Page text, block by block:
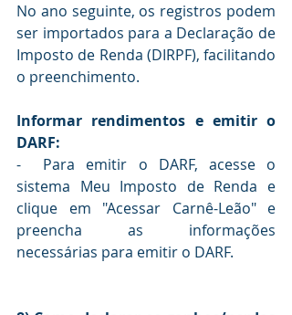
No ano seguinte, os registros podem
ser importados para a Declaração de
Imposto de Renda (DIRPF), facilitando
o preenchimento.
Informar rendimentos e emitir o
DARF:
-  Para emitir o DARF, acesse o
sistema Meu Imposto de Renda e
clique em "Acessar Carnê-Leão" e
preencha as informações
necessárias para emitir o DARF.